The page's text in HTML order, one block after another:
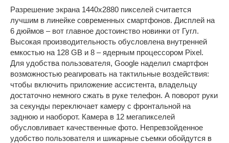
Разрешение экрана 1440х2880 пикселей считается
лучшим в линейке современных смартфонов. Дисплей на
6 дюймов – вот главное достоинство новинки от Гугл.
Высокая производительность обусловлена внутренней
емкостью на 128 GB и 8 – ядерным процессором Pixel.
Для удобства пользователя, Google наделил смартфон
возможностью реагировать на тактильные воздействия:
чтобы включить приложение ассистента, владельцу
достаточно немного сжать в руке телефон. А поворот руки
за секунды переключает камеру с фронтальной на
заднюю и наоборот. Камера в 12 мегапикселей
обусловливает качественные фото. Непревзойденное
удобство пользователя и шикарные съемки обойдутся в